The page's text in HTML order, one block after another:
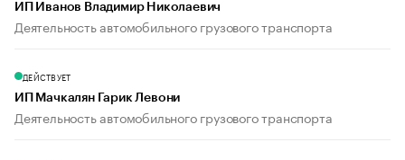
ИП Иванов Владимир Николаевич
Деятельность автомобильного грузового транспорта
ДЕЙСТВУЕТ
ИП Мачкалян Гарик Левони
Деятельность автомобильного грузового транспорта